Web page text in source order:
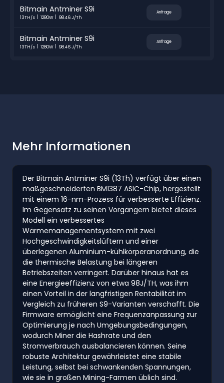
Bitmain Antminer S9i
13TH/s 1280W 98.46 J/Th
Anfrage
Bitmain Antminer S9i
13TH/s 1280W 98.46 J/Th
Anfrage
Mehr Informationen
Der Bitmain Antminer S9i (13Th) verfügt über einen
maßgeschneiderten BM1387 ASIC-Chip, hergestellt
mit einem 16-nm-Prozess für verbesserte Effizienz.
Im Gegensatz zu seinen Vorgängern bietet dieses
Modell ein verbessertes
Wärmemanagementsystem mit zwei
Hochgeschwindigkeitslüftern und einer
überlegenen Aluminium-kühlkörperanordnung, die
die thermische Belastung bei längeren
Betriebszeiten verringert. Darüber hinaus hat es
eine Energieeffizienz von etwa 98J/TH, was ihm
einen Vorteil in der langfristigen Rentabilität im
Vergleich zu früheren S9-Varianten verschafft. Die
Firmware ermöglicht eine Frequenzanpassung zur
Optimierung je nach Umgebungsbedingungen,
wodurch Miner die Hashrate und den
Stromverbrauch ausbalancieren können. Seine
robuste Architektur gewährleistet eine stabile
Leistung, selbst bei schwankenden Spannungen,
wie sie in großen Mining-Farmen üblich sind.